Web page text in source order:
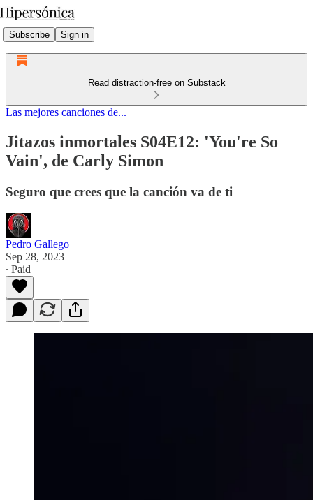
Subscribe Sign in
Read distraction-free on Substack
Las mejores canciones de...
Jitazos inmortales S04E12: 'You're So
Vain', de Carly Simon
Seguro que crees que la canción va de ti
Pedro Gallego
Sep 28, 2023
∙ Paid